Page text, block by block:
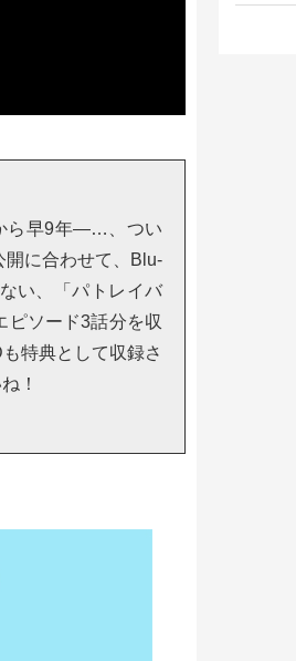
ら早9年―…、つい
開に合わせて、Blu-
い、「パトレイバ
ピソード3話分を収
特典として収録さ
！